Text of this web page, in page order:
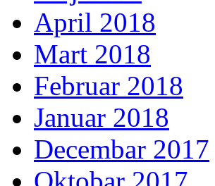
April 2018
Mart 2018
Februar 2018
Januar 2018
Decembar 2017